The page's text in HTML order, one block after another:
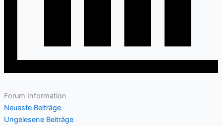
Forum Information
Neueste Beiträge
Ungelesene Beiträge